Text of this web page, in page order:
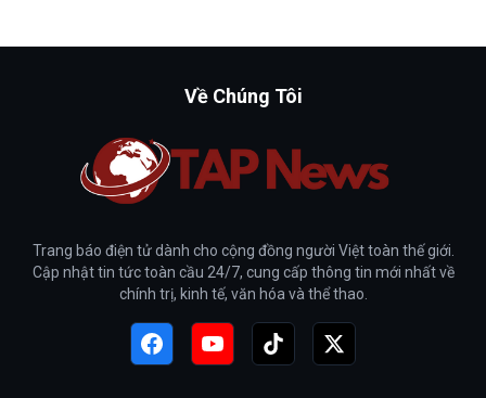
Về Chúng Tôi
Trang báo điện tử dành cho cộng đồng người Việt toàn thế giới.
Cập nhật tin tức toàn cầu 24/7, cung cấp thông tin mới nhất về
chính trị, kinh tế, văn hóa và thể thao.